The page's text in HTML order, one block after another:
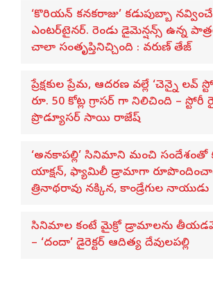
‘కొరియన్ కనకరాజు’ కడుపుబ్బా
ఎంటర్‌టైనర్. రెండు డైమెన్షన్స్ ఉన్న
చాలా సంతృప్తినిచ్చింది : వరుణ్ తేజ్
ప్రేక్షకుల ప్రేమ, ఆదరణ వల్లే ‘చెన్నై లవ్
రూ. 50 కోట్ల గ్రాసర్ గా నిలిచింది – స్టోరీ
ప్రొడ్యూసర్ సాయి రాజేష్
‘అనకాపల్లి’ సినిమాని మంచి సందేశంతో
యాక్షన్, ఫ్యామిలీ డ్రామాగా
త్రినాథరావు నక్కిన, కాండ్రేగుల నాయుడు
సినిమాల కంటే మైక్రో డ్రామాలను
– ‘దందా’ డైరెక్ట‌ర్ ఆదిత్య దేవులపల్లి